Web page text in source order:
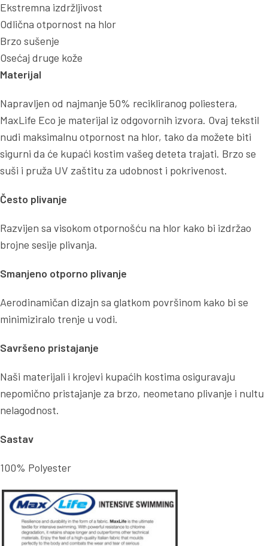
Ekstremna izdržljivost
Odlična otpornost na hlor
Brzo sušenje
Osećaj druge kože
Materijal
Napravljen od najmanje 50% recikliranog poliestera,
MaxLife Eco je materijal iz odgovornih izvora. Ovaj tekstil
nudi maksimalnu otpornost na hlor, tako da možete biti
sigurni da će kupaći kostim vašeg deteta trajati. Brzo se
suši i pruža UV zaštitu za udobnost i pokrivenost.
Često plivanje
Razvijen sa visokom otpornošću na hlor kako bi izdržao
brojne sesije plivanja.
Smanjeno otporno plivanje
Aerodinamičan dizajn sa glatkom površinom kako bi se
minimiziralo trenje u vodi.
Savršeno pristajanje
Naši materijali i krojevi kupaćih kostima osiguravaju
nepomično pristajanje za brzo, neometano plivanje i nultu
nelagodnost.
Sastav
100% Polyester